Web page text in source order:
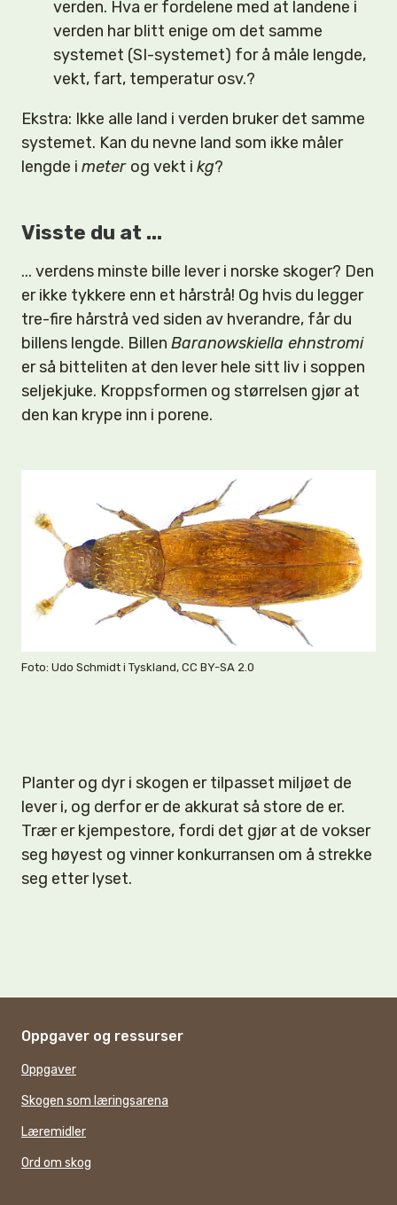
verden. Hva er fordelene med at landene i
verden har blitt enige om det samme
systemet (SI-systemet) for å måle lengde,
vekt, fart, temperatur osv.?
Ekstra: Ikke alle land i verden bruker det samme
systemet. Kan du nevne land som ikke måler
lengde i meter og vekt i kg?
Visste du at ...
... verdens minste bille lever i norske skoger? Den
er ikke tykkere enn et hårstrå! Og hvis du legger
tre-fire hårstrå ved siden av hverandre, får du
billens lengde. Billen Baranowskiella ehnstromi
er så bitteliten at den lever hele sitt liv i soppen
seljekjuke. Kroppsformen og størrelsen gjør at
den kan krype inn i porene.
Foto: Udo Schmidt i Tyskland, CC BY-SA 2.0
Planter og dyr i skogen er tilpasset miljøet de
lever i, og derfor er de akkurat så store de er.
Trær er kjempestore, fordi det gjør at de vokser
seg høyest og vinner konkurransen om å strekke
seg etter lyset.
Oppgaver og ressurser
Oppgaver
Skogen som læringsarena
Læremidler
Ord om skog